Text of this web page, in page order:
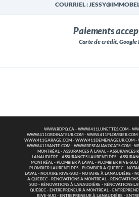
COURRIEL :
Paiements
Carte de crédit, Google
WWW.RDPQ.CA- WWW.411LUNETTES.COM -
WWW.411ORDINATEUR.COM - WWW.411PLOMBIER.COM
WWW.411GARAGE.COM - WWW.411DEMENAGEUR.COM -
WWW.411SANTE.COM - WWW.RESEAUAVOCATS.COM -
MONTRÉAL - ASSURANCES À LAVAL - ASSURANCES
LANAUDIÈRE - ASSURANCES LAURENTIDES -
MONTRÉAL - PLOMBIER À LAVAL - PLOMBIER RIVE-SUD
PLOMBIER LAURENTIDES - PLOMBIER À QUÉBEC -
LAVAL- NOTAIRE RIVE-SUD- NOTAIRE À LANAUDIÈRE-
À QUÉBEC- RÉNOVATIONS À MONTRÉAL-
SUD - RÉNOVATIONS À LANAUDIÈRE - RÉNOVATIONS
QUÉBEC - ENTREPRENEUR À MONTRÉAL -
RIVE-SUD - ENTREPRENEUR À LANAUDIÈRE -